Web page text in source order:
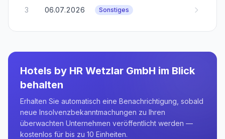
3 06.07.2026 Sonstiges
Hotels by HR Wetzlar GmbH im Blick
behalten
Erhalten Sie automatisch eine Benachrichtigung, sobald
neue Insolvenzbekanntmachungen zu Ihren
überwachten Unternehmen veröffentlicht werden —
kostenlos für bis zu 10 Einheiten.